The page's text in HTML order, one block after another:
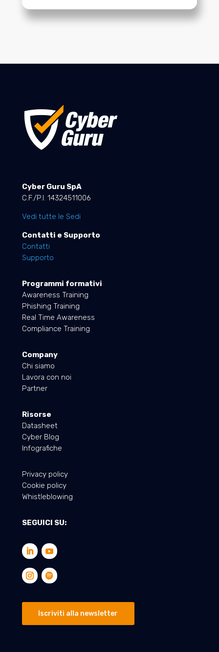
Cyber Guru SpA
C.F./P.I. 14324511006
Vedi tutte le Sedi
Contatti e Supporto
Contatti
Supporto
Programmi formativi
Awareness Training
Phishing Training
Real Time Awareness
Compliance Training
Company
Chi siamo
Lavora con noi
Partner
Risorse
Datasheet
Cyber Blog
Infografiche
Privacy policy
Cookie policy
Whistleblowing
SEGUICI SU:
Iscriviti alla newsletter